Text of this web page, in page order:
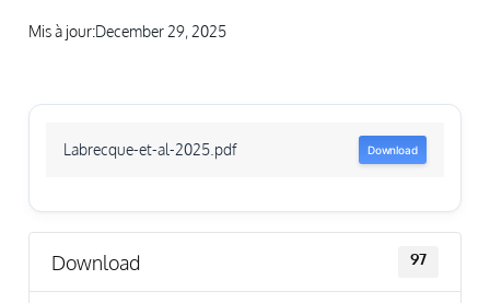
Mis à jour:December 29, 2025
Labrecque-et-al-2025.pdf Download
Download 97